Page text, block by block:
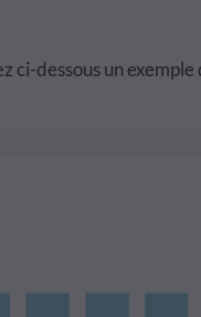
ci-dessous un